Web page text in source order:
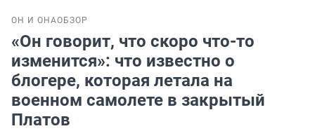
ОН И ОНАОБЗОР
«Он говорит, что скоро что-то
изменится»: что известно о
блогере, которая летала на
военном самолете в закрытый
Платов